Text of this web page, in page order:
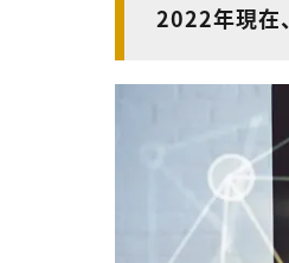
2022年現在